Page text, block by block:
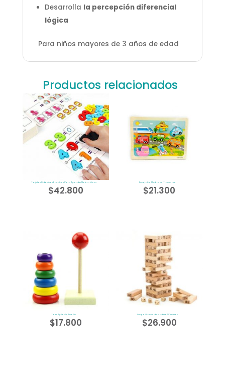
Desarrolla la percepción diferencial
lógica
Para niños mayores de 3 años de edad
Productos relacionados
Tarjetas Didácticas Borrables Para Aprender Matemáticas
$42.800
Encajable Medios de Transporte
$21.300
Torre Apilable Arco Iris
$17.800
Jenga Grande de Madera Números
$26.900